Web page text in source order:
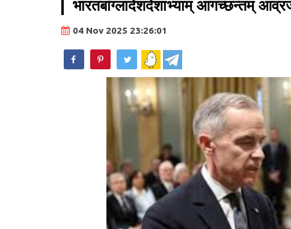
भारतबांग्लादेशदेशाभ्याम् आगच्छन्तम्
04 Nov 2025 23:26:01